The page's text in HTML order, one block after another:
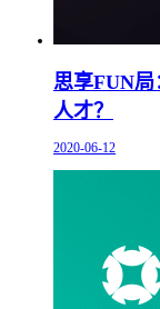
思享FUN
人才？
2020-06-12